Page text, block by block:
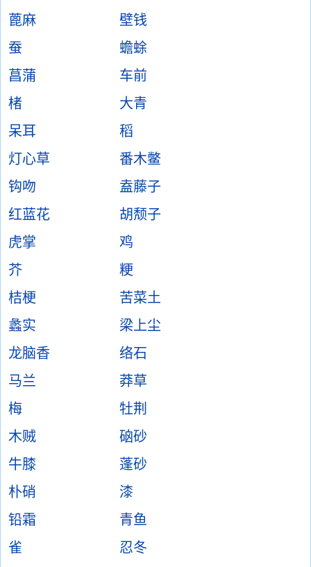
蓖麻
壁钱
蚕
蟾蜍
菖蒲
车前
楮
大青
呆耳
稻
灯心草
番木鳖
钩吻
盍藤子
红蓝花
胡颓子
虎掌
鸡
芥
粳
桔梗
苦菜土
蠡实
梁上尘
龙脑香
络石
马兰
莽草
梅
牡荆
木贼
硇砂
牛膝
蓬砂
朴硝
漆
铅霜
青鱼
雀
忍冬